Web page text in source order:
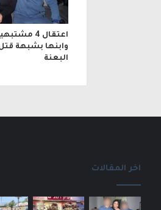
اعتقال 4
وابنها بشبهة
البعنة
اخر المقالات